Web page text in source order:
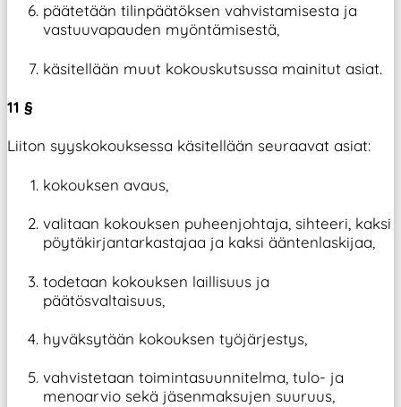
päätetään tilinpäätöksen vahvistamisesta ja
vastuuvapauden myöntämisestä,
käsitellään muut kokouskutsussa mainitut asiat.
11 §
Liiton syyskokouksessa käsitellään seuraavat asiat:
kokouksen avaus,
valitaan kokouksen puheenjohtaja, sihteeri, kaksi
pöytäkirjantarkastajaa ja kaksi ääntenlaskijaa,
todetaan kokouksen laillisuus ja
päätösvaltaisuus,
hyväksytään kokouksen työjärjestys,
vahvistetaan toimintasuunnitelma, tulo- ja
menoarvio sekä jäsenmaksujen suuruus,